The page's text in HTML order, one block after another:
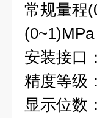
常规量程
安装接口
精度等级
显示位数